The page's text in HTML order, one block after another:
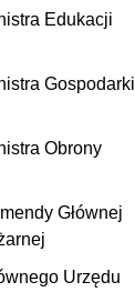
Edukacji
Gospodarki
Obrony
Głównej
Urzędu